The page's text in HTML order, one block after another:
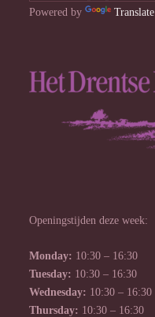
Powered by Translate
Openingstijden deze week:
Monday: 10:30 – 16:30
Tuesday: 10:30 – 16:30
Wednesday: 10:30 – 16:30
Thursday: 10:30 – 16:30